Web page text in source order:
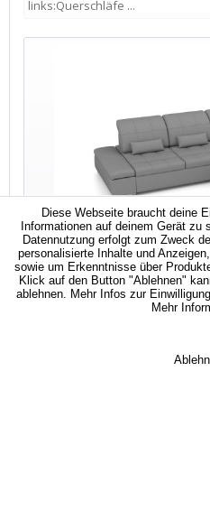
Diese Webseite braucht deine
Informationen auf deinem Gerät zu
Datennutzung erfolgt zum Zweck
personalisierte Inhalte und
sowie um Erkenntnisse über
Klick auf den Button "Ablehnen"
ablehnen. Mehr Infos zur
Mehr